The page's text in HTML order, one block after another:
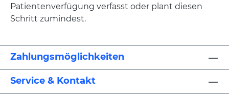
Patientenverfügung verfasst oder plant diesen
Schritt zumindest.
Zahlungsmöglichkeiten
Service & Kontakt